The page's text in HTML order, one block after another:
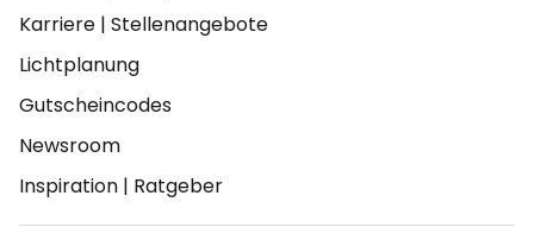
Karriere | Stellenangebote
Lichtplanung
Gutscheincodes
Newsroom
Inspiration | Ratgeber